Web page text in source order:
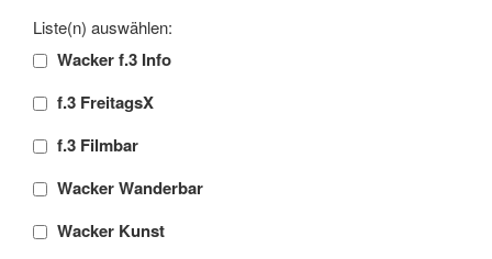
Liste(n) auswählen:
Wacker f.3 Info
f.3 FreitagsX
f.3 Filmbar
Wacker Wanderbar
Wacker Kunst